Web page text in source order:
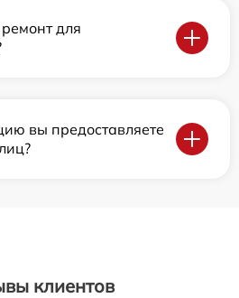
для
вы предоставляете
клиентов